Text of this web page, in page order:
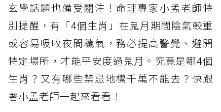
玄學話題也備受關注！命理專家小孟老師特
別提醒，有「4個生肖」在鬼月期間陰氣較重
或容易吸收夜間穢氣，務必提高警覺、避開
特定場所，才能平安度過鬼月。究竟是哪4個
生肖？又有哪些禁忌地標千萬不能去？快跟
著小孟老師一起來看看！